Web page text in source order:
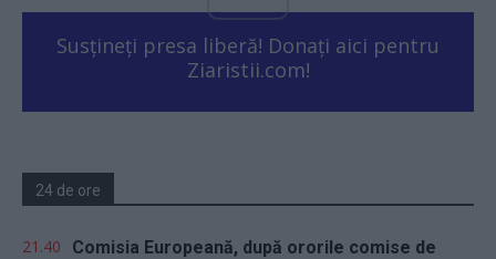
Susțineți presa liberă! Donați aici pentru
Ziaristii.com!
24 de ore
21.40
Comisia Europeană, după ororile comise de